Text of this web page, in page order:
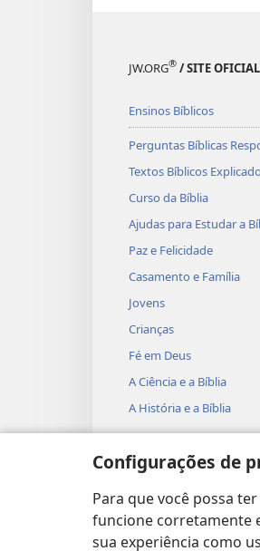
Configurações de
Para que você possa
funcione corretamente
sua experiência como
Parar de
Educar os
Será
Às vezes,
analisou
Testemunha
Jesus
vezes
Will Durant
JW.ORG® / SITE
Ensinos Bíblicos
Perguntas Bíblicas
Textos Bíblicos
Curso da Bíblia
Ajudas para Estudar a
Paz e Felicidade
Casamento e Família
Jovens
Crianças
Fé em Deus
A Ciência e a Bíblia
A História e a Bíblia